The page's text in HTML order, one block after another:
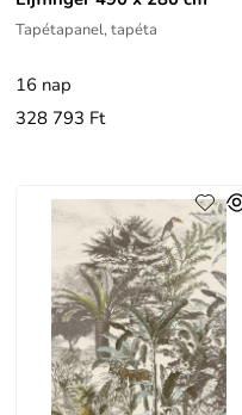
Tapétapanel, tapéta
16 nap
328 793 Ft